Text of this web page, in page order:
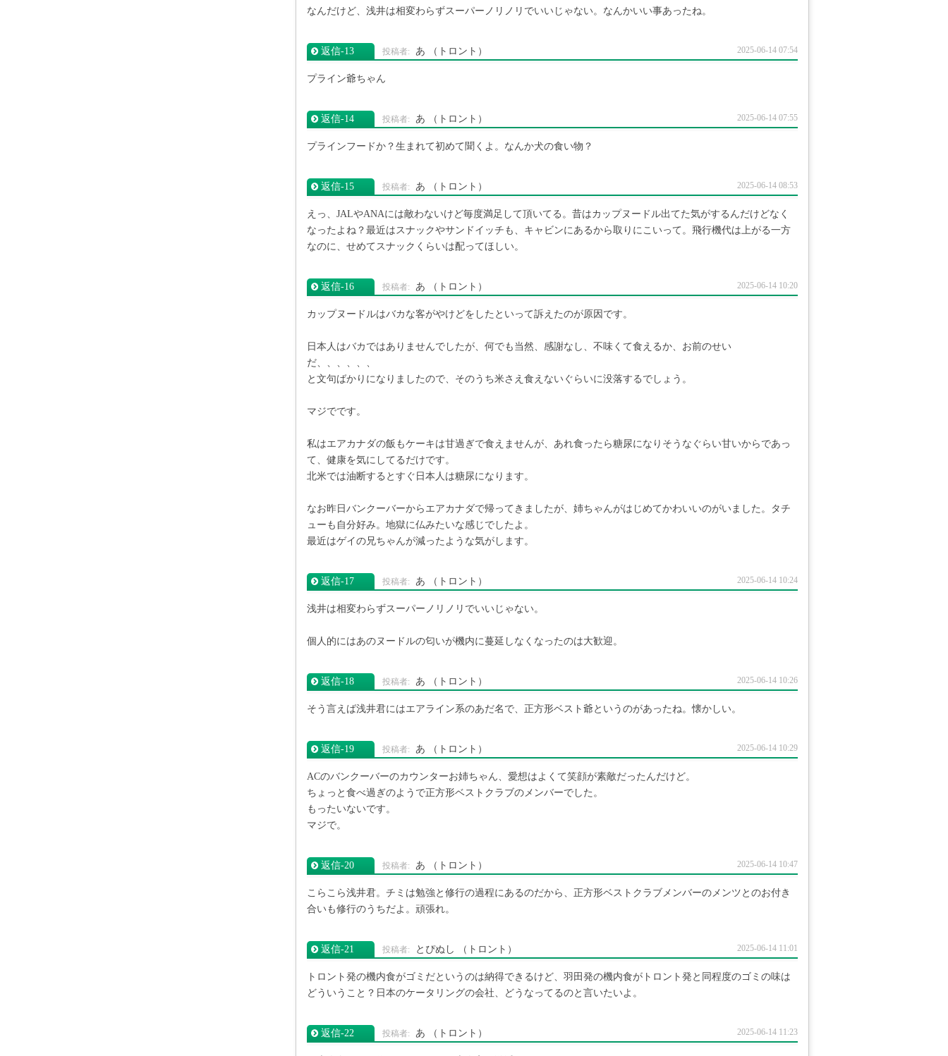
なんだけど、浅井は相変わらずスーパーノリノリでいいじゃない。なんかいい事あったね。
返信‐13 あ （トロント） 2025-06-14 07:54
プライン爺ちゃん
返信‐14 あ （トロント） 2025-06-14 07:55
プラインフードか？生まれて初めて聞くよ。なんか犬の食い物？
返信‐15 あ （トロント） 2025-06-14 08:53
えっ、JALやANAには敵わないけど毎度満足して頂いてる。昔はカップヌードル出てた気がするんだけどなく
なったよね？最近はスナックやサンドイッチも、キャビンにあるから取りにこいって。飛行機代は上がる一方
なのに、せめてスナックくらいは配ってほしい。
返信‐16 あ （トロント） 2025-06-14 10:20
カップヌードルはバカな客がやけどをしたといって訴えたのが原因です。
日本人はバカではありませんでしたが、何でも当然、感謝なし、不味くて食えるか、お前のせい
だ、、、、、、
と文句ばかりになりましたので、そのうち米さえ食えないぐらいに没落するでしょう。
マジでです。
私はエアカナダの飯もケーキは甘過ぎで食えませんが、あれ食ったら糖尿になりそうなぐらい甘いからであっ
て、健康を気にしてるだけです。
北米では油断するとすぐ日本人は糖尿になります。
なお昨日バンクーバーからエアカナダで帰ってきましたが、姉ちゃんがはじめてかわいいのがいました。タチ
ューも自分好み。地獄に仏みたいな感じでしたよ。
最近はゲイの兄ちゃんが減ったような気がします。
返信‐17 あ （トロント） 2025-06-14 10:24
浅井は相変わらずスーパーノリノリでいいじゃない。
個人的にはあのヌードルの匂いが機内に蔓延しなくなったのは大歓迎。
返信‐18 あ （トロント） 2025-06-14 10:26
そう言えば浅井君にはエアライン系のあだ名で、正方形ベスト爺というのがあったね。懐かしい。
返信‐19 あ （トロント） 2025-06-14 10:29
ACのバンクーバーのカウンターお姉ちゃん、愛想はよくて笑顔が素敵だったんだけど。
ちょっと食べ過ぎのようで正方形ベストクラブのメンバーでした。
もったいないです。
マジで。
返信‐20 あ （トロント） 2025-06-14 10:47
こらこら浅井君。チミは勉強と修行の過程にあるのだから、正方形ベストクラブメンバーのメンツとのお付き
合いも修行のうちだよ。頑張れ。
返信‐21 とぴぬし （トロント） 2025-06-14 11:01
トロント発の機内食がゴミだというのは納得できるけど、羽田発の機内食がトロント発と同程度のゴミの味は
どういうこと？日本のケータリングの会社、どうなってるのと言いたいよ。
返信‐22 あ （トロント） 2025-06-14 11:23